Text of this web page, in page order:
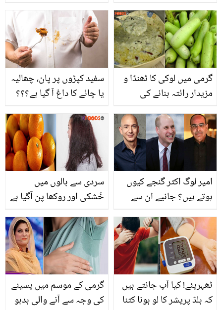
فائدوں کے ساتھ حسن کے
نکھار میں بھی کارآمد
سفید کپڑوں پر پان، چھالیہ
یا چائے کا داغ آ گیا ہے؟؟؟
لئے زیادہ محنت نہ کریں
بس ہماری بتائی ہوئی آسان
سی ٹِپس آزمائیں اور سفید
کپڑے چمکائیں
گرمی میں لوکی کا ٹھنڈا و
مزیدار رائتہ بنانے کی
اور جگر سمیت کون سی
بیماریوں سے بچائے؟
سردی سے بالوں میں
خُشکی اور روکھا پن آگیا ہے
ملائم بناتا ہے؟ گھر بیٹھے
اپنے بالوں کو ملائم بنانے کا
آسان طریقہ ویڈیو میں
امیر لوگ اکثر گنجے کیوں
ہوتے ہیں؟ جانیے ان سے
لوگ نہیں جانتے
گرمی کے موسم میں پسینے
کی وجہ سے آنے والی بدبو
ٹھہریئے! کیا آپ جانتے ہیں
کہ بلڈ پریشر کا لو ہونا کتنا